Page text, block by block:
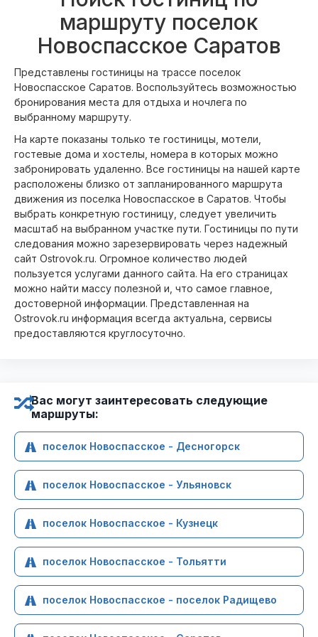
маршруту поселок
Новоспасское Саратов
Представлены гостиницы на трассе поселок
Новоспасское Саратов. Воспользуйтесь возможностью
бронирования места для отдыха и ночлега по
выбранному маршруту.
На карте показаны только те гостиницы, мотели,
гостевые дома и хостелы, номера в которых можно
забронировать удаленно. Все гостиницы на нашей карте
расположены близко от запланированного маршрута
движения из поселка Новоспасское в Саратов. Чтобы
выбрать конкретную гостиницу, следует увеличить
масштаб на выбранном участке пути. Гостиницы по пути
следования можно зарезервировать через надежный
сайт Ostrovok.ru. Огромное количество людей
пользуется услугами данного сайта. На его страницах
можно найти массу полезной и, что самое главное,
достоверной информации. Представленная на
Ostrovok.ru информация всегда актуальна, сервисы
предоставляются круглосуточно.
Вас могут заинтересовать следующие
маршруты:
поселок Новоспасское - Десногорск
поселок Новоспасское - Ульяновск
поселок Новоспасское - Кузнецк
поселок Новоспасское - Тольятти
поселок Новоспасское - поселок Радищево